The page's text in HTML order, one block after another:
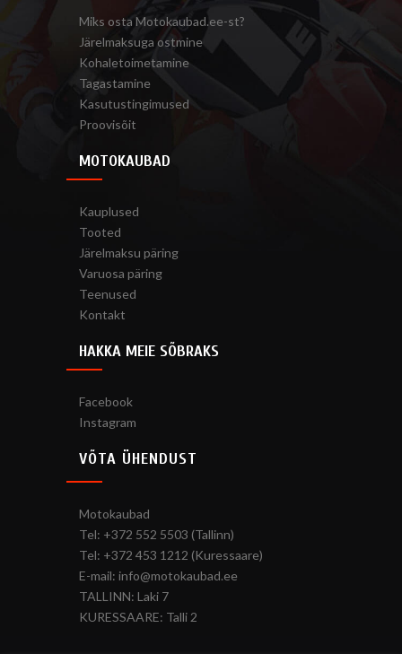
Miks osta Motokaubad.ee-st?
Järelmaksuga ostmine
Kohaletoimetamine
Tagastamine
Kasutustingimused
Proovisõit
MOTOKAUBAD
Kauplused
Tooted
Järelmaksu päring
Varuosa päring
Teenused
Kontakt
HAKKA MEIE SÕBRAKS
Facebook
Instagram
VÕTA ÜHENDUST
Motokaubad
Tel: +372 552 5503 (Tallinn)
Tel: +372 453 1212 (Kuressaare)
E-mail: info@motokaubad.ee
TALLINN: Laki 7
KURESSAARE: Talli 2